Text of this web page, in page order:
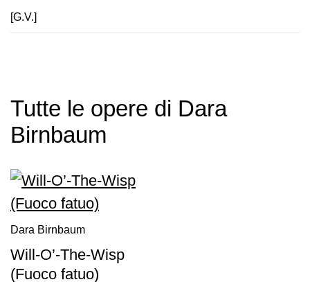
EN
Sedi
Tutte
Edificio
Castello
Manica
[G.V.]
Tutte le opere di Dara
Birnbaum
Dara Birnbaum
Will-O’-The-Wisp
(Fuoco fatuo)